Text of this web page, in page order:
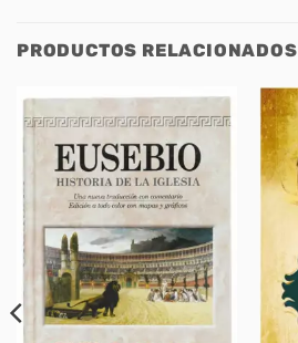
PRODUCTOS RELACIONADOS